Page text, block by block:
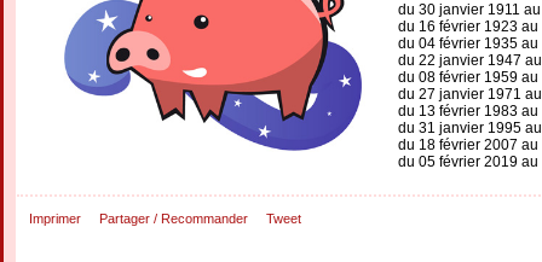
du 30 janvier 1911
du 16 février 1923
du 04 février 1935
du 22 janvier 1947
du 08 février 1959
du 27 janvier 1971
du 13 février 1983
du 31 janvier 1995
du 18 février 2007
du 05 février 2019
Imprimer Partager / Recommander Tweet